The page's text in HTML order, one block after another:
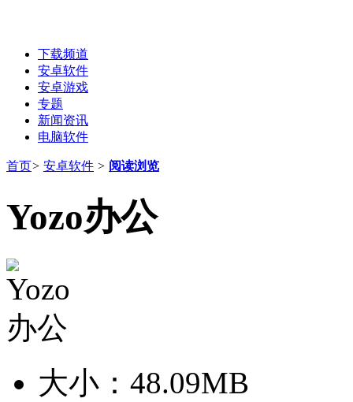
下载频道
安卓软件
安卓游戏
专题
新闻资讯
电脑软件
首页> 安卓软件 > 阅读浏览
Yozo办公
大小： 48.09MB